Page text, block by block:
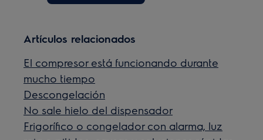
Artículos relacionados
El compresor está funcionando durante
mucho tiempo
Descongelación
No sale hielo del dispensador
Frigorífico o congelador con alarma, luz